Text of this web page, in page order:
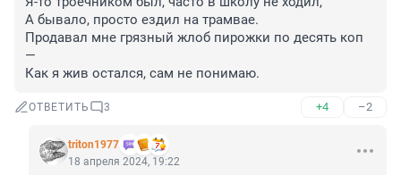
А бывало, просто ездил на трамвае.
Продавал мне грязный жлоб пирожки по десять коп
—
Как я жив остался, сам не понимаю.
ОТВЕТИТЬ 3 +4 –2
triton1977
18 апреля 2024, 19:22